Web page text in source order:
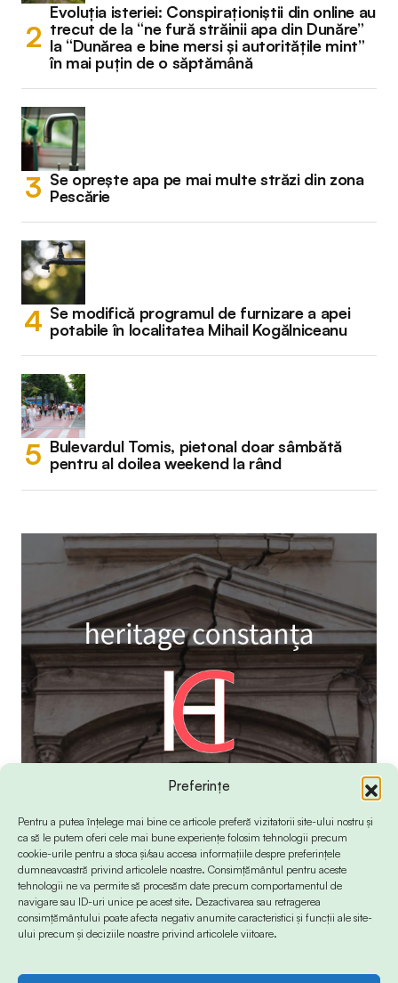
Preferințe
Pentru a putea înțelege mai bine ce articole preferă vizitatorii site-ului nostru și
ca să le putem oferi cele mai bune experiențe folosim tehnologii precum
cookie-urile pentru a stoca și/sau accesa informațiile despre preferințele
dumneavoastră privind articolele noastre. Consimțământul pentru aceste
tehnologii ne va permite să procesăm date precum comportamentul de
navigare sau ID-uri unice pe acest site. Dezactivarea sau retragerea
consimțământului poate afecta negativ anumite caracteristici și funcții ale site-
ului precum și deciziile noastre privind articolele viitoare.
Evoluția isteriei: Conspiraționiștii din online au
trecut de la “ne fură străinii apa din Dunăre”
la “Dunărea e bine mersi și autoritățile mint”
în mai puțin de o săptămână
Se oprește apa pe mai multe străzi din zona
Pescărie
Se modifică programul de furnizare a apei
potabile în localitatea Mihail Kogălniceanu
Bulevardul Tomis, pietonal doar sâmbătă
pentru al doilea weekend la rând